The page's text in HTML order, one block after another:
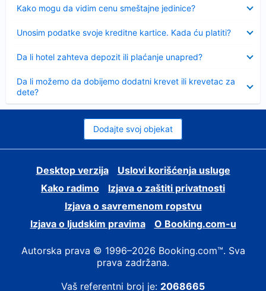
Kako mogu da vidim cenu smeštajne jedinice?
Unosim podatke svoje kreditne kartice. Kada ću platiti?
Da li hotel zahteva depozit ili plaćanje unapred?
Da li možemo da dobijemo dodatni krevet ili krevetac za
dete?
Dodajte svoj objekat
Desktop verzija
Uslovi korišćenja usluge
Kako radimo
Izjava o zaštiti privatnosti
Izjava o savremenom ropstvu
Izjava o ljudskim pravima
О Booking.com-u
Autorska prava © 1996–2026 Booking.com™. Sva
prava zadržana.
Vaš referentni broj je: 2068665